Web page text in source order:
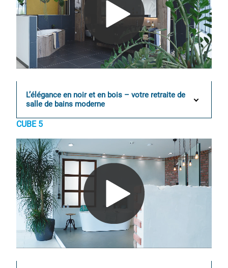
0:00 / 0:16
L’élégance en noir et en bois – votre retraite de
salle de bains moderne
CUBE 5
0:00 / 0:17